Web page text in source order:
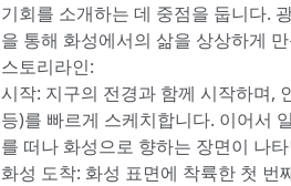
기회를 소개하는 데 중점을 둡니다.
을 통해 화성에서의 삶을 상상하게
스토리라인:
시작: 지구의 전경과 함께 시작하며,
등)를 빠르게 스케치합니다. 이어서
를 떠나 화성으로 향하는 장면이 나
화성 도착: 화성 표면에 착륙한 첫